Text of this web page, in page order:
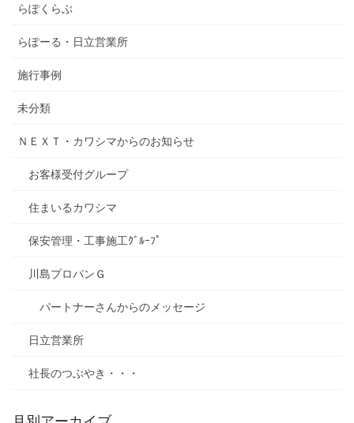
らぽくらぶ
らぽーる・日立営業所
施行事例
未分類
ＮＥＸＴ・カワシマからのお知らせ
お客様受付グループ
住まいるカワシマ
保安管理・工事施工ｸﾞﾙｰﾌﾟ
川島プロパンＧ
パートナーさんからのメッセージ
日立営業所
社長のつぶやき・・・